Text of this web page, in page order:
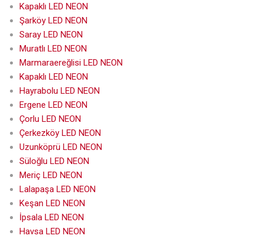
Kapaklı LED NEON
Şarköy LED NEON
Saray LED NEON
Muratlı LED NEON
Marmaraereğlisi LED NEON
Kapaklı LED NEON
Hayrabolu LED NEON
Ergene LED NEON
Çorlu LED NEON
Çerkezköy LED NEON
Uzunköprü LED NEON
Süloğlu LED NEON
Meriç LED NEON
Lalapaşa LED NEON
Keşan LED NEON
İpsala LED NEON
Havsa LED NEON